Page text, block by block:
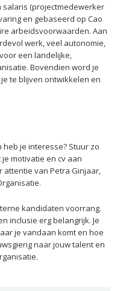
(projectmedewerker
en gebaseerd op Cao
arbeidsvoorwaarden. Aan
werk, veel autonomie,
een landelijke,
Bovendien word je
te blijven ontwikkelen en
je interesse? Stuur zo
motivatie en cv aan
attentie van Petra Ginjaar,
kandidaten voorrang.
inclusie erg belangrijk. Je
je vandaan komt en hoe
naar jouw talent en